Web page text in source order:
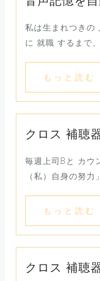
私は生まれつきの
に 就職 するまで
もっと読む
クロス 補聴
毎週上司Bと カウ
（私）自身の努
もっと読む
クロス 補聴